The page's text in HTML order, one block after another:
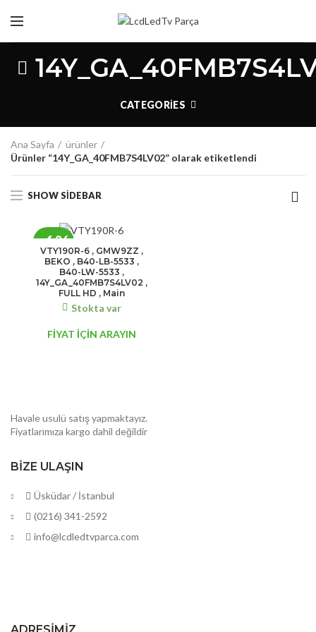
CATEGORIES
Ana Sayfa
ürünler
Ürünler “14Y_GA_40FMB7S4LV02” olarak etiketlendi
SHOW SIDEBAR
-6%
VTY190R-6 , GMW9ZZ ,
BEKO , B40-LB-5533 ,
B40-LW-5533 ,
14Y_GA_40FMB7S4LV02 ,
FULL HD , Main
FİYAT İÇİN ARAYIN
Stokta var
Havale usulü satış yapmaktayız.
Fiyatlarımıza kargo dahil değildir
BIZE ULAŞIN
Üsküdar / İstanbul
(0216) 341-2592
info@lcdledtvparca.com